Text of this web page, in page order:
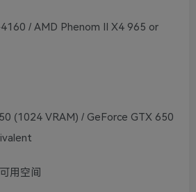
/ AMD Phenom II X4 965 or
(1024 VRAM) / GeForce GTX 650
用空间